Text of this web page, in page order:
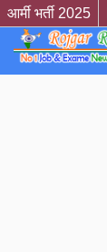
आर्मी भर्ती 2025